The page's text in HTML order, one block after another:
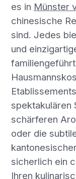
es in Münster
chinesische
sind. Jedes
und
spektakulären
schärferen
oder die
sicherlich ein
Ihren